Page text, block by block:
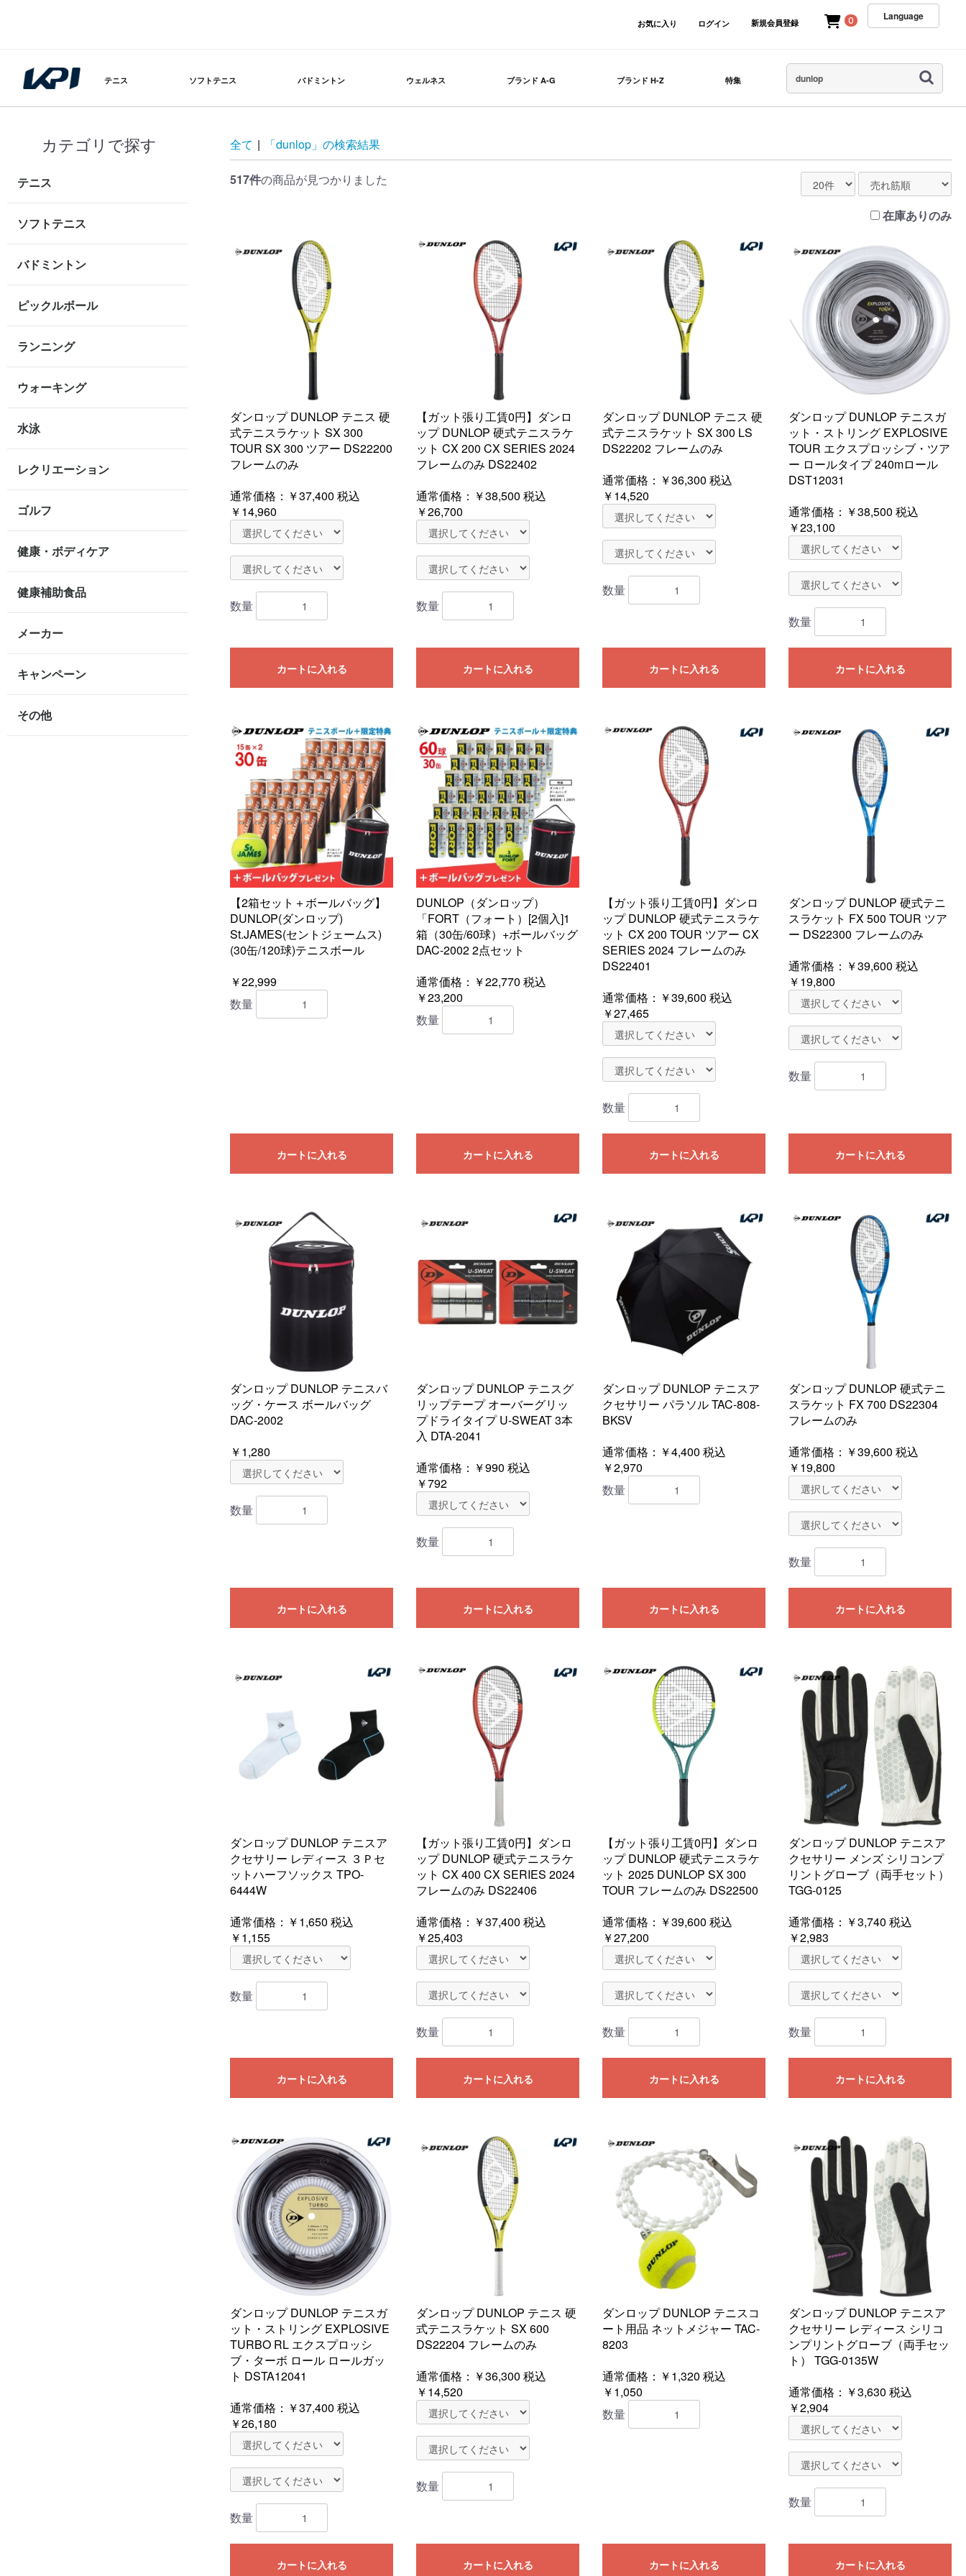
お気に入り ログイン 新規会員登録 0 Language
テニス ソフトテニス バドミントン ウェルネス ブランド A-G ブランド H-Z 特集
カテゴリで探す
テニス
ソフトテニス
バドミントン
ピックルボール
ランニング
ウォーキング
水泳
レクリエーション
ゴルフ
健康・ボディケア
健康補助食品
メーカー
キャンペーン
その他
全て | 「dunlop」の検索結果
517件の商品が見つかりました
在庫ありのみ
ダンロップ DUNLOP テニス 硬
式テニスラケット SX 300
TOUR SX 300 ツアー DS22200
フレームのみ
通常価格： ￥37,400 税込
￥14,960
数量
カートに入れる
【ガット張り工賃0円】ダンロ
ップ DUNLOP 硬式テニスラケ
ット CX 200 CX SERIES 2024
フレームのみ DS22402
通常価格： ￥38,500 税込
￥26,700
数量
カートに入れる
ダンロップ DUNLOP テニス 硬
式テニスラケット SX 300 LS
DS22202 フレームのみ
通常価格： ￥36,300 税込
￥14,520
数量
カートに入れる
ダンロップ DUNLOP テニスガ
ット・ストリング EXPLOSIVE
TOUR エクスプロッシブ・ツア
ー ロールタイプ 240mロール
DST12031
通常価格： ￥38,500 税込
￥23,100
数量
カートに入れる
【2箱セット＋ボールバッグ】
DUNLOP(ダンロップ)
St.JAMES(セントジェームス)
(30缶/120球)テニスボール
￥22,999
数量
カートに入れる
DUNLOP（ダンロップ）
「FORT（フォート）[2個入]1
箱（30缶/60球）+ボールバッグ
DAC-2002 2点セット
通常価格：￥22,770 税込
￥23,200
数量
カートに入れる
【ガット張り工賃0円】ダンロ
ップ DUNLOP 硬式テニスラケ
ット CX 200 TOUR ツアー CX
SERIES 2024 フレームのみ
DS22401
通常価格： ￥39,600 税込
￥27,465
数量
カートに入れる
ダンロップ DUNLOP 硬式テニ
スラケット FX 500 TOUR ツア
ー DS22300 フレームのみ
通常価格： ￥39,600 税込
￥19,800
数量
カートに入れる
ダンロップ DUNLOP テニスバ
ッグ・ケース ボールバッグ
DAC-2002
￥1,280
数量
カートに入れる
ダンロップ DUNLOP テニスグ
リップテープ オーバーグリッ
プドライタイプ U-SWEAT 3本
入 DTA-2041
通常価格： ￥990 税込
￥792
数量
カートに入れる
ダンロップ DUNLOP テニスア
クセサリー パラソル TAC-808-
BKSV
通常価格：￥4,400 税込
￥2,970
数量
カートに入れる
ダンロップ DUNLOP 硬式テニ
スラケット FX 700 DS22304
フレームのみ
通常価格： ￥39,600 税込
￥19,800
数量
カートに入れる
ダンロップ DUNLOP テニスア
クセサリー レディース ３Ｐセ
ットハーフソックス TPO-
6444W
通常価格： ￥1,650 税込
￥1,155
数量
カートに入れる
【ガット張り工賃0円】ダンロ
ップ DUNLOP 硬式テニスラケ
ット CX 400 CX SERIES 2024
フレームのみ DS22406
通常価格： ￥37,400 税込
￥25,403
数量
カートに入れる
【ガット張り工賃0円】ダンロ
ップ DUNLOP 硬式テニスラケ
ット 2025 DUNLOP SX 300
TOUR フレームのみ DS22500
通常価格： ￥39,600 税込
￥27,200
数量
カートに入れる
ダンロップ DUNLOP テニスア
クセサリー メンズ シリコンプ
リントグローブ（両手セット）
TGG-0125
通常価格： ￥3,740 税込
￥2,983
数量
カートに入れる
ダンロップ DUNLOP テニスガ
ット・ストリング EXPLOSIVE
TURBO RL エクスプロッシ
ブ・ターボ ロール ロールガッ
ト DSTA12041
通常価格： ￥37,400 税込
￥26,180
数量
カートに入れる
ダンロップ DUNLOP テニス 硬
式テニスラケット SX 600
DS22204 フレームのみ
通常価格： ￥36,300 税込
￥14,520
数量
カートに入れる
ダンロップ DUNLOP テニスコ
ート用品 ネットメジャー TAC-
8203
通常価格：￥1,320 税込
￥1,050
数量
カートに入れる
ダンロップ DUNLOP テニスア
クセサリー レディース シリコ
ンプリントグローブ（両手セッ
ト） TGG-0135W
通常価格： ￥3,630 税込
￥2,904
数量
カートに入れる